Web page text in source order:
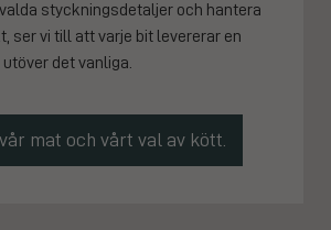
styckningsdetaljer och hantera
ser vi till att varje bit levererar en
det vanliga.
mat och vårt val av kött.